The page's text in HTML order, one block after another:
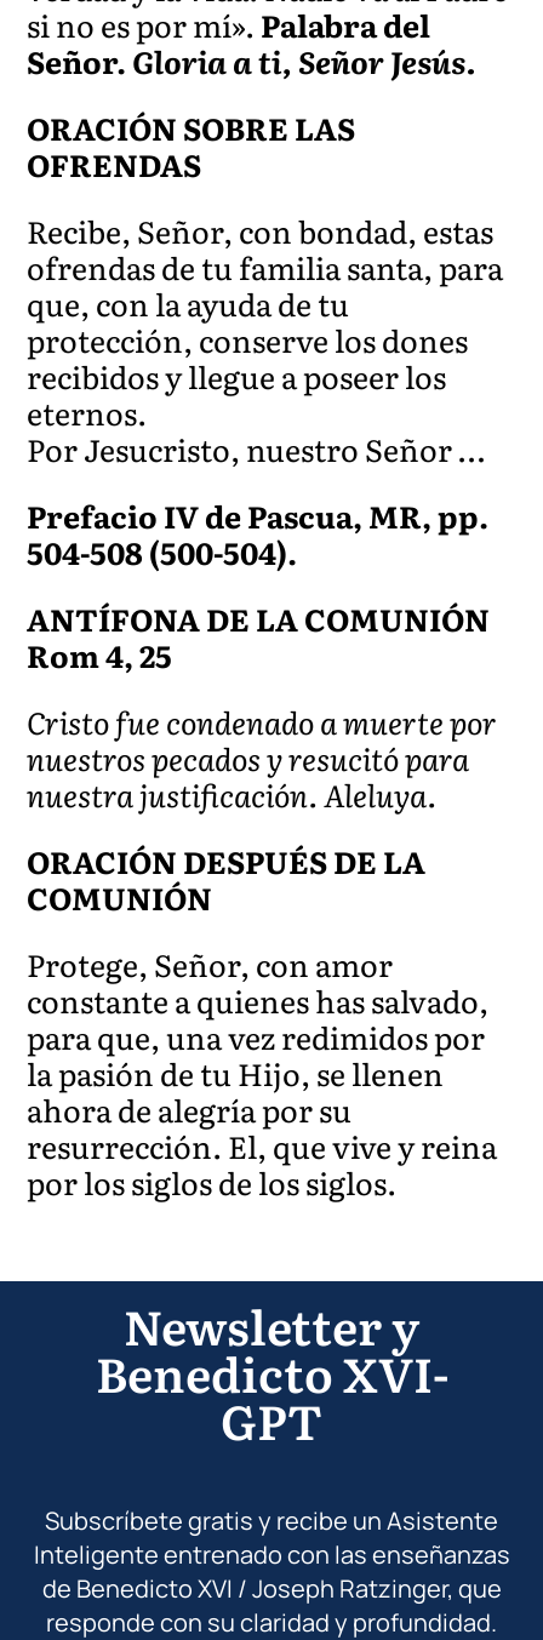
si no es por mí». Palabra del
Señor.Gloria a ti, Señor Jesús.
ORACIÓN SOBRE LAS
OFRENDAS
Recibe, Señor, con bondad, estas
ofrendas de tu familia santa, para
que, con la ayuda de tu
protección, conserve los dones
recibidos y llegue a poseer los
eternos.
Por Jesucristo, nuestro Señor …
Prefacio IV de Pascua, MR, pp.
504-508 (500-504).
ANTÍFONA DE LA COMUNIÓN
Rom 4, 25
Cristo fue condenado a muerte por
nuestros pecados y resucitó para
nuestra justificación. Aleluya.
ORACIÓN DESPUÉS DE LA
COMUNIÓN
Protege, Señor, con amor
constante a quienes has salvado,
para que, una vez redimidos por
la pasión de tu Hijo, se llenen
ahora de alegría por su
resurrección. El, que vive y reina
por los siglos de los siglos.
Newsletter y
Benedicto XVI-
GPT
Subscríbete gratis y recibe un Asistente
Inteligente entrenado con las enseñanzas
de Benedicto XVI / Joseph Ratzinger, que
responde con su claridad y profundidad.